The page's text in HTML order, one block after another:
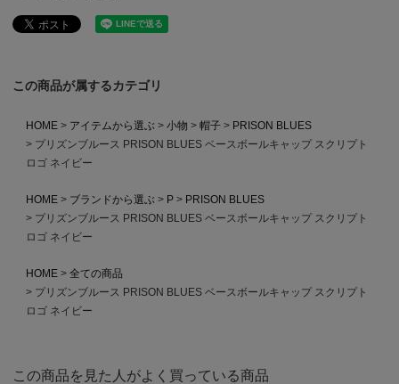
この商品が属するカテゴリ
HOME アイテムから選ぶ 小物 帽子
PRISON BLUES
プリズンブルース PRISON BLUES ベースボールキャップ スクリプト
ロゴ ネイビー
HOME ブランドから選ぶ P
PRISON BLUES
プリズンブルース PRISON BLUES ベースボールキャップ スクリプト
ロゴ ネイビー
HOME
全ての商品
プリズンブルース PRISON BLUES ベースボールキャップ スクリプト
ロゴ ネイビー
この商品を見た人がよく買っている商品